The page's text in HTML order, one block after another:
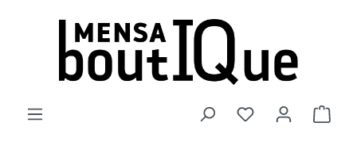
Zum Hauptinhalt springen
Du hast 0